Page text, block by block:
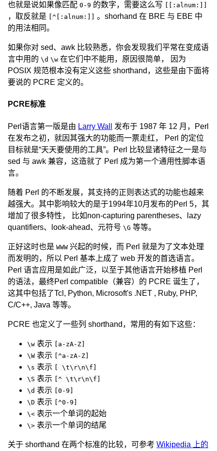
也就是说如果像匹配 0-9 的数字，需要这么写 [[:alnum:]]
，取反就是 [^[:alnum:]]
。shorhand 在 BRE 与 EBE 中
的用法相同。
如果你对 sed、awk 比较熟悉，你会发现我们平常在变成语
言中用的 \d \w 在它们中不能用，原因很简单， 因为
POSIX 规范根本没有定义这些 shorthand，这些是由下面将
要说的 PCRE 定义的。
PCRE标准
Perl语言第一版是由 Larry Wall
发布于 1987 年 12 月，Perl
在发布之初，就因其强大的功能而一票走红， Perl 的定位
目标就是“天天要使用的工具”。Perl 比较显诸特征之一是与
sed 与 awk 兼容，这造就了 Perl 成为第一个通用性脚本语
言。
随着 Perl 的不断发展，其支持的正则表达式的功能也越来
越强大。其中影响较大的是于1994年10月发布的Perl 5，其
增加了很多特性， 比如non-capturing parentheses、lazy
quantifiers、look-ahead、元符号 \G 等等。
正好这时也是 WWW 兴起的时候，而 Perl 就是为了文本处理
而发明的，所以 Perl 基本上成了 web 开发的首选语言。
Perl 语言应用是如此广泛，以至于其他语言开始移植 Perl
的语法，最终Perl compatible（兼容）的 PCRE 诞生了，
这其中包括了Tcl, Python, Microsoft's .NET , Ruby, PHP,
C/C++, Java 等等。
PCRE 也定义了一些列 shorthand，常用的有如下这些：
\w 表示 [a-zA-Z]
\W 表示 [^a-zA-Z]
\s 表示 [ \t\r\n\f]
\S 表示 [^ \t\r\n\f]
\d 表示 [0-9]
\D 表示 [^0-9]
\< 表示一个单词的起始
\> 表示一个单词的结尾
关于 shorthand 在两个标准的比较，可参考 Wikipedia 上的